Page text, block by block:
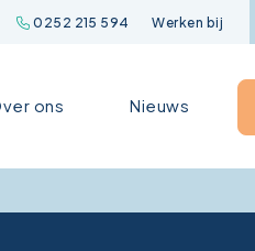
0252 215 594 Werken bij
ons Nieuws